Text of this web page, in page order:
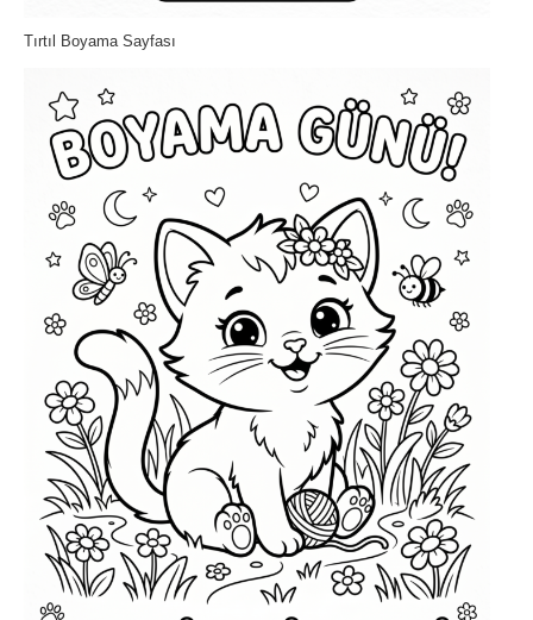
Tırtıl Boyama Sayfası